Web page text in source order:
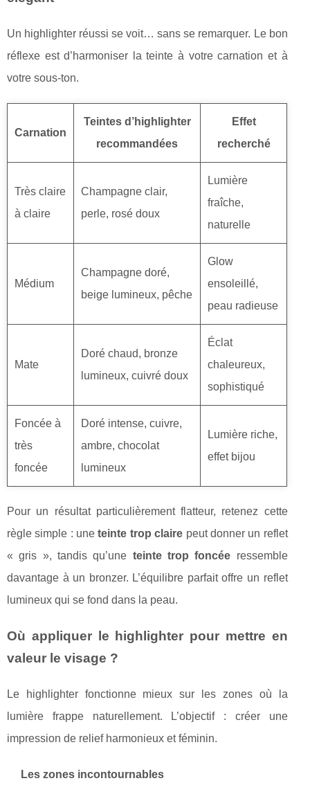
Un highlighter réussi se voit… sans se remarquer. Le bon
réflexe est d’harmoniser la teinte à votre carnation et à
votre sous-ton.
Carnation
Teintes d’highlighter
recommandées
Effet
recherché
Très claire
à claire
Champagne clair,
perle, rosé doux
Lumière
fraîche,
naturelle
Médium
Champagne doré,
beige lumineux, pêche
Glow
ensoleillé,
peau radieuse
Mate
Doré chaud, bronze
lumineux, cuivré doux
Éclat
chaleureux,
sophistiqué
Foncée à
très
foncée
Doré intense, cuivre,
ambre, chocolat
lumineux
Lumière riche,
effet bijou
Pour un résultat particulièrement flatteur, retenez cette
règle simple : uneteinte trop claire peut donner un reflet
« gris », tandis qu’une teinte trop foncée ressemble
davantage à un bronzer. L’équilibre parfait offre un reflet
lumineux qui se fond dans la peau.
Où appliquer le highlighter pour mettre en
valeur le visage ?
Le highlighter fonctionne mieux sur les zones où la
lumière frappe naturellement. L’objectif : créer une
impression de relief harmonieux et féminin.
Les zones incontournables